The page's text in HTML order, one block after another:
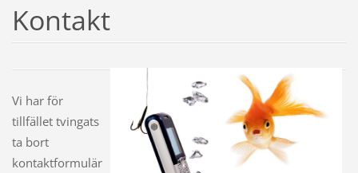
Kontakt
Vi har för
tillfället tvingats
ta bort
kontaktformulär